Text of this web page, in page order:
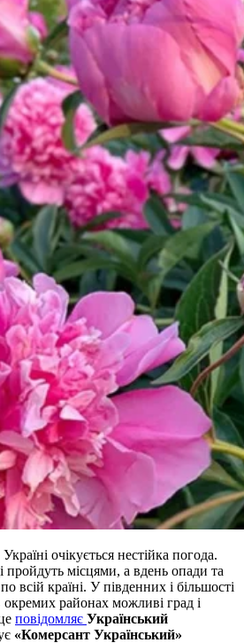
очікується нестійка погода.
пройдуть місцями, а вдень опади та
всій країні. У південних і більшості
районах можливі град і
повідомляє Український
«Комерсант Український»